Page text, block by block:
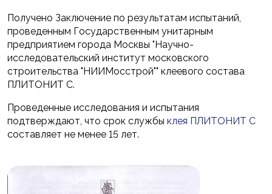
Получено Заключение по результатам испытаний,
проведенным Государственным унитарным
предприятием города Москвы "Научно-
исследовательский институт московского
строительства "НИИМосстрой"" клеевого состава
ПЛИТОНИТ С.
Проведенные исследования и испытания
подтверждают, что срок службы клея ПЛИТОНИТ С
составляет не менее 15 лет.